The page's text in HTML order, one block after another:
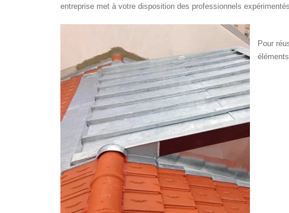
entreprise met à votre disposition des professionnels expérimentés.
Pour